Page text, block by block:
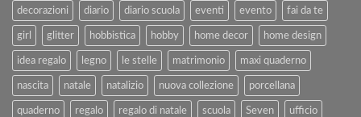
decorazioni diario diario scuola eventi evento fai da te
girl glitter hobbistica hobby home decor home design
idea regalo legno le stelle matrimonio maxi quaderno
nascita natale natalizio nuova collezione porcellana
quaderno regalo regalo di natale scuola Seven ufficio